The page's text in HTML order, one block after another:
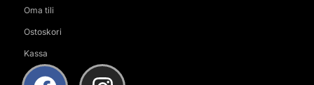
Oma tili
Ostoskori
Kassa